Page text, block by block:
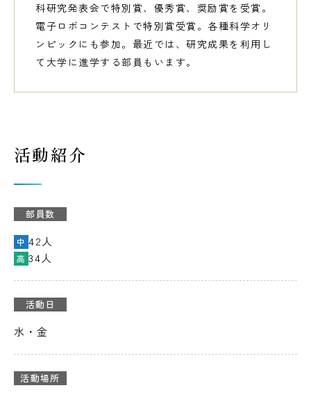
当サイトについて個人情報保護方針 サイトマップ ENGLISH
科研究発表会で特別賞、優秀賞、奨励賞を受賞。
電子ロボコンテストで特別賞受賞。各種科学オリ
ンピックにも参加。最近では、研究成果を利用し
て大学に進学する部員もいます。
活動紹介
部員数
中 42人
高 34人
活動日
水・金
活動場所